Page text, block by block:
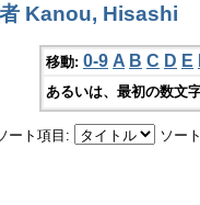
Kanou, Hisashi
移動: 0-9 A B C D E
あるいは、最初の数文
ート項目: ソー